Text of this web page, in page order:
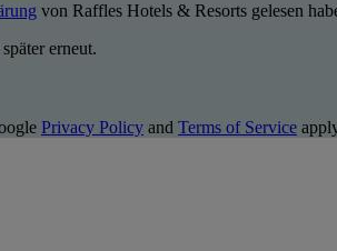
von Raffles Hotels & Resorts gelesen
erneut.
Privacy Policy and Terms of Service